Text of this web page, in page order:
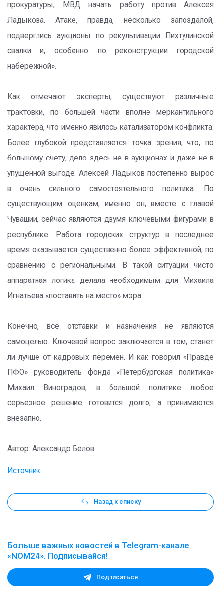
прокуратуры, МВД начать работу против Алексея
Ладыкова. Атаке, правда, несколько запоздалой,
подверглись аукционы по рекультивации Пихтулинской
свалки и, особенно по реконструкции городской
набережной».
Как отмечают эксперты, существуют различные
трактовки, по большей части вполне меркантильного
характера, что именно явилось катализатором конфликта.
Более глубокой представляется точка зрения, что, по
большому счёту, дело здесь не в аукционах и даже не в
упущенной выгоде. Алексей Ладыков постепенно вырос
в очень сильного самостоятельного политика. По
существующим оценкам, именно он, вместе с главой
Чувашии, сейчас являются двумя ключевыми фигурами в
республике. Работа городских структур в последнее
время оказывается существенно более эффективной, по
сравнению с региональными. В такой ситуации чисто
аппаратная логика делала необходимым для Михаила
Игнатьева «поставить на место» мэра.
Конечно, все отставки и назначения не являются
самоцелью. Ключевой вопрос заключается в том, станет
ли лучше от кадровых перемен. И как говорил «Правде
ПФО» руководитель фонда «Петербургская политика»
Михаил Виноградов, в большой политике любое
серьезное решение готовится долго, а принимаются
внезапно.
Автор: Александр Белов
Источник
Назад к списку
Больше важных новостей в Telegram-канале
«NOM24». Подписывайся!
Подписаться